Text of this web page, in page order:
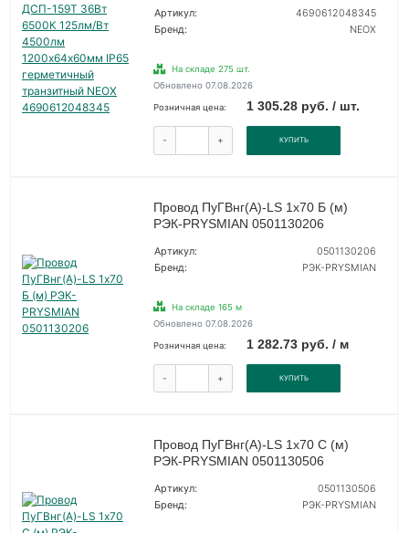
Артикул:
4690612048345
Бренд:
NEOX
На складе 275 шт.
Обновлено 07.08.2026
Розничная цена: 1 305.28 руб. / шт.
- + КУПИТЬ
Провод ПуГВнг(А)-LS 1х70 Б (м)
РЭК-PRYSMIAN 0501130206
Артикул:
0501130206
Бренд:
РЭК-PRYSMIAN
На складе 165 м
Обновлено 07.08.2026
Розничная цена: 1 282.73 руб. / м
- + КУПИТЬ
Провод ПуГВнг(А)-LS 1х70 С (м)
РЭК-PRYSMIAN 0501130506
Артикул:
0501130506
Бренд:
РЭК-PRYSMIAN